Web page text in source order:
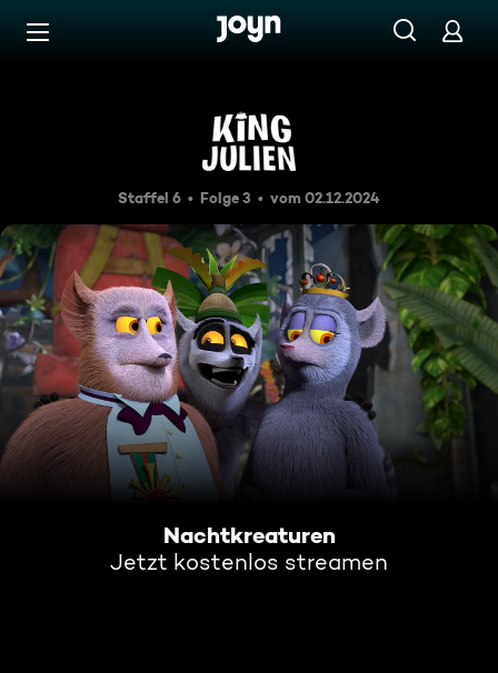
Zum Inhalt springen
Nachtkreaturen
Staffel 6 Folge 3 vom 02.12.2024
Nachtkreaturen
Jetzt kostenlos streamen